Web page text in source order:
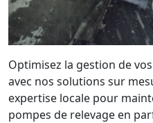
Optimisez la gestion de
avec nos solutions sur
expertise locale pour
pompes de relevage en